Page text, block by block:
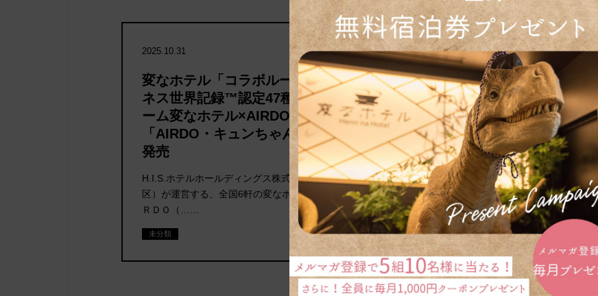
2025.10.31
変なホテル「コラボルーム世界最多」ギ
ネス世界記録™認定47種類目のコラボル
ーム変なホテル×AIRDO×キュンちゃん
「AIRDO・キュンちゃんコラボルーム」
発売
H.I.S.ホテルホールディングス株式会社（本社：東京都港
区）が運営する、全国6軒の変なホテルは、株式会社ＡＩ
ＲＤＯ（……
未分類